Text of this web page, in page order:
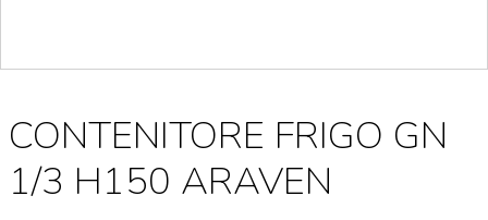
CONTENITORE FRIGO GN
1/3 H150 ARAVEN